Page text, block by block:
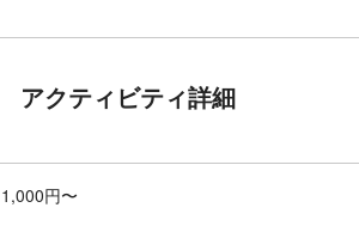
アクティビティ詳細
1,000円〜